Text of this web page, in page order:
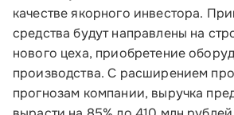
качестве якорного инвестора.
средства будут направлены на
нового цеха, приобретение
производства. С расширением
прогнозам компании, выручка